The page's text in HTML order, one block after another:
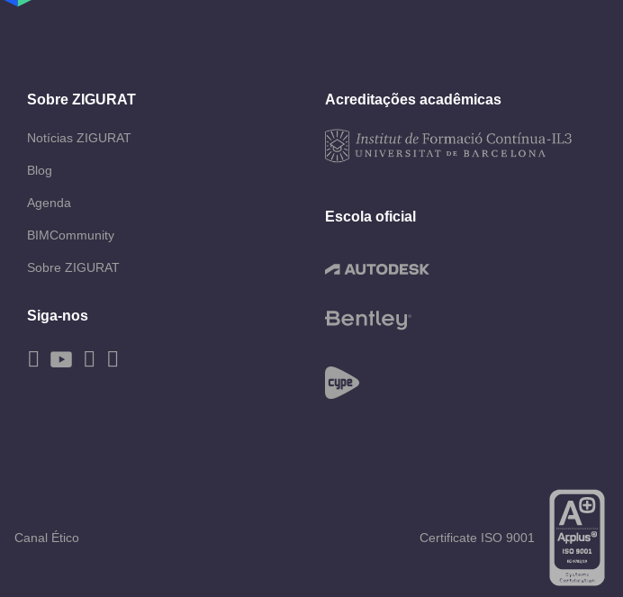
Acreditações acadêmicas
Escola oficial
Sobre ZIGURAT
Notícias ZIGURAT
Blog
Agenda
BIMCommunity
Sobre ZIGURAT
Siga-nos
Canal Ético Certificate ISO 9001